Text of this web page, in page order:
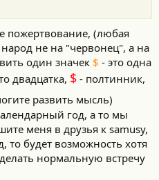
пожертвование, (любая
не на "червонец", а на
один значек $ - это одна
двадцатка, $ - полтинник,
развить мысль)
год, а то мы
меня в друзья к samusу,
то будет возможность хотя
нормальную встречу